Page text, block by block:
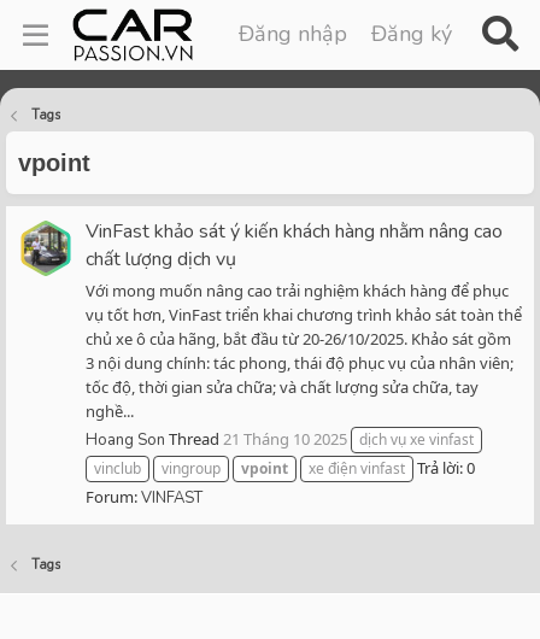
Đăng nhập Đăng ký
Tags
vpoint
VinFast khảo sát ý kiến khách hàng nhằm nâng cao
chất lượng dịch vụ
Với mong muốn nâng cao trải nghiệm khách hàng để phục
vụ tốt hơn, VinFast triển khai chương trình khảo sát toàn thể
chủ xe ô của hãng, bắt đầu từ 20-26/10/2025. Khảo sát gồm
3 nội dung chính: tác phong, thái độ phục vụ của nhân viên;
tốc độ, thời gian sửa chữa; và chất lượng sửa chữa, tay
nghề...
Hoang Son Thread 21 Tháng 10 2025 dịch vụ xe vinfast
vinclub
vingroup vpoint xe điện vinfast Trả lời: 0
Forum:VINFAST
Tags